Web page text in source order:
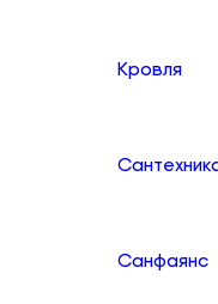
Кровля
Санфаянс